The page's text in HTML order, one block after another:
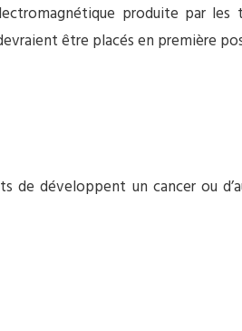
produite par les
être placés en première
de développent un cancer ou